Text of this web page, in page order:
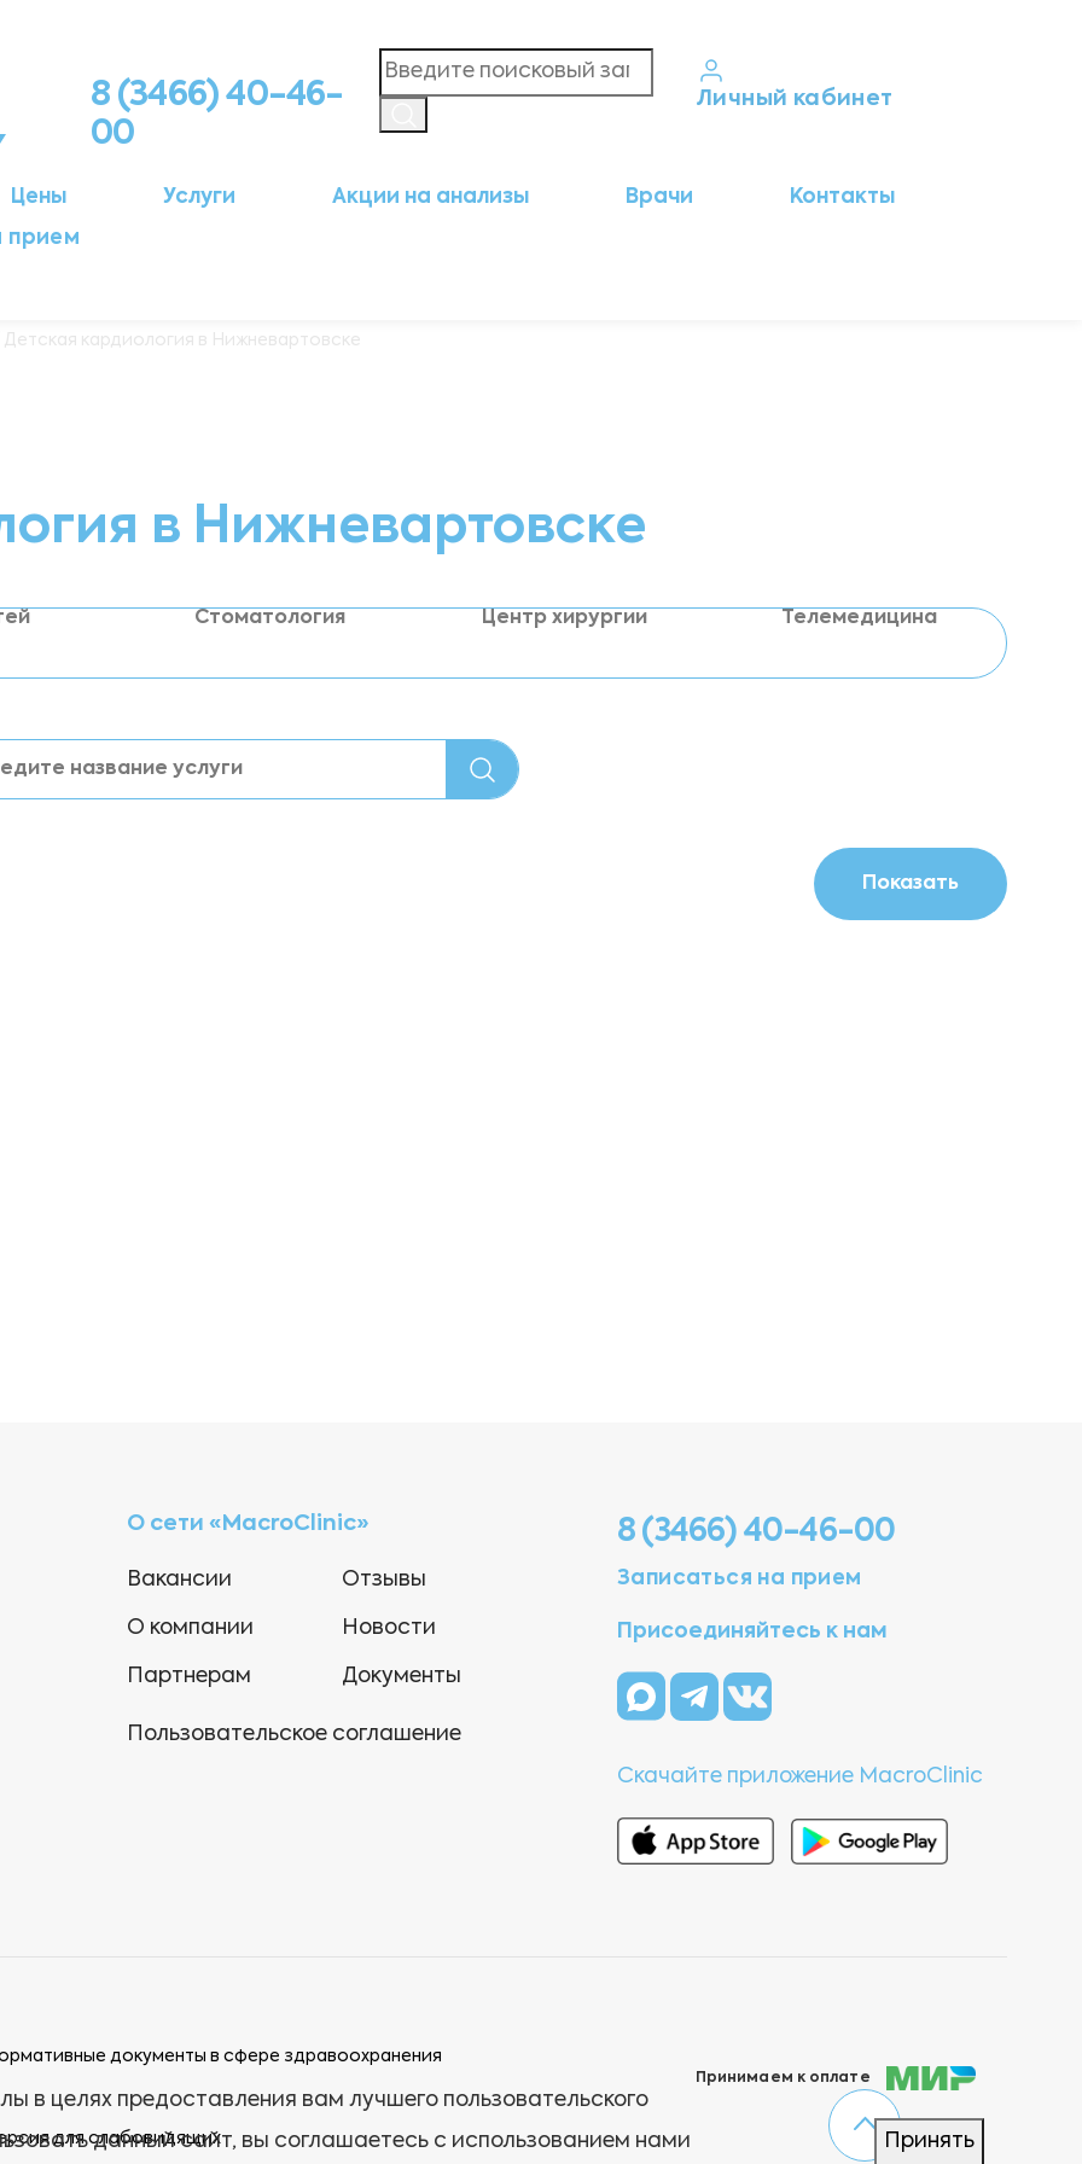
8 (3466) 40-46-
00
Личный кабинет
Цены Услуги Акции на анализы Врачи
Контакты
прием
Детская кардиология в Нижневартовске
в Нижневартовске
Стоматология Центр хирургии Телемедицина
О сети «MacroClinic»
Вакансии
О компании
Партнерам
Отзывы
Новости
Документы
Пользовательское соглашение
8 (3466) 40-46-00
Записаться на прием
Присоединяйтесь к нам
Скачайте приложение MacroClinic
документы в сфере здравоохранения
для слабовидящих
Принимаем к оплате
в целях предоставления вам лучшего пользовательского
данный сайт, вы соглашаетесь с использованием нами
Принять